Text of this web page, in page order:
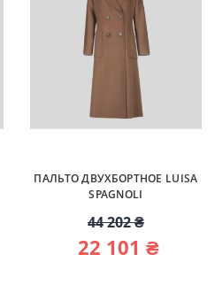
ПАЛЬТО ДВУХБОРТНОЕ LUISA
SPAGNOLI
44 202 ₴
22 101 ₴